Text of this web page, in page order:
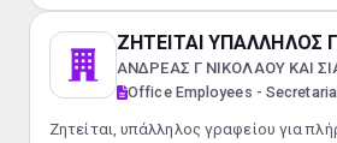
ΖΗΤΕΙΤΑΙ ΥΠΑΛΛΗΛΟΣ
ΑΝΔΡΕΑΣ Γ ΝΙΚΟΛΑΟΥ ΚΑΙ
Office Employees -
Ζητείται, υπάλληλος γραφείου για